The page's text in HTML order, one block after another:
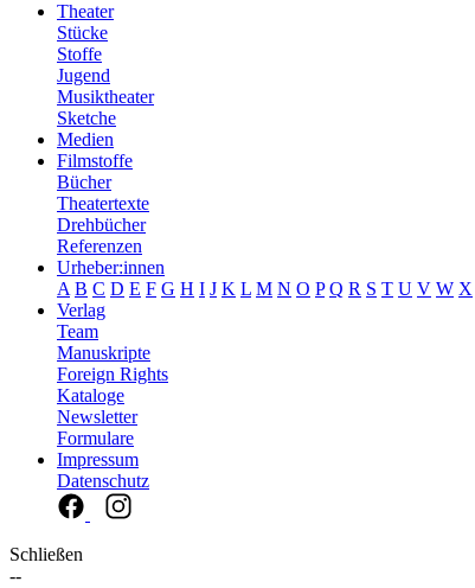
Theater
Stücke
Stoffe
Jugend
Musiktheater
Sketche
Medien
Filmstoffe
Bücher
Theatertexte
Drehbücher
Referenzen
Urheber:innen
A B C D E F G H I J K L M N O P Q R S T U V W X
Verlag
Team
Manuskripte
Foreign Rights
Kataloge
Newsletter
Formulare
Impressum
Datenschutz
Schließen
--